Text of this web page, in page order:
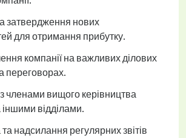
затвердження нових
для отримання прибутку.
компанії на важливих ділових
переговорах.
членами вищого керівництва
іншими відділами.
та надсилання регулярних звітів